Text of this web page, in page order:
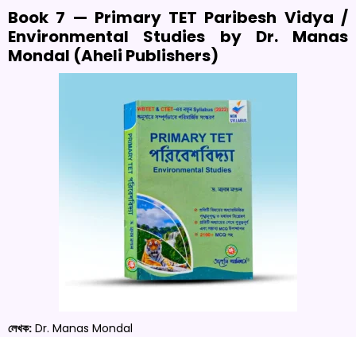
Book 7 — Primary TET Paribesh Vidya /
Environmental Studies by Dr. Manas
Mondal (Aheli Publishers)
লেখক: Dr. Manas Mondal